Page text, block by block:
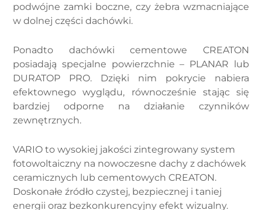
podwójne zamki boczne, czy żebra wzmacniające
w dolnej części dachówki.
Ponadto dachówki cementowe CREATON
posiadają specjalne powierzchnie – PLANAR lub
DURATOP PRO. Dzięki nim pokrycie nabiera
efektownego wyglądu, równocześnie stając się
bardziej odporne na działanie czynników
zewnętrznych.
VARIO to wysokiej jakości zintegrowany system
fotowoltaiczny na nowoczesne dachy z dachówek
ceramicznych lub cementowych CREATON.
Doskonałe źródło czystej, bezpiecznej i taniej
energii oraz bezkonkurencyjny efekt wizualny.